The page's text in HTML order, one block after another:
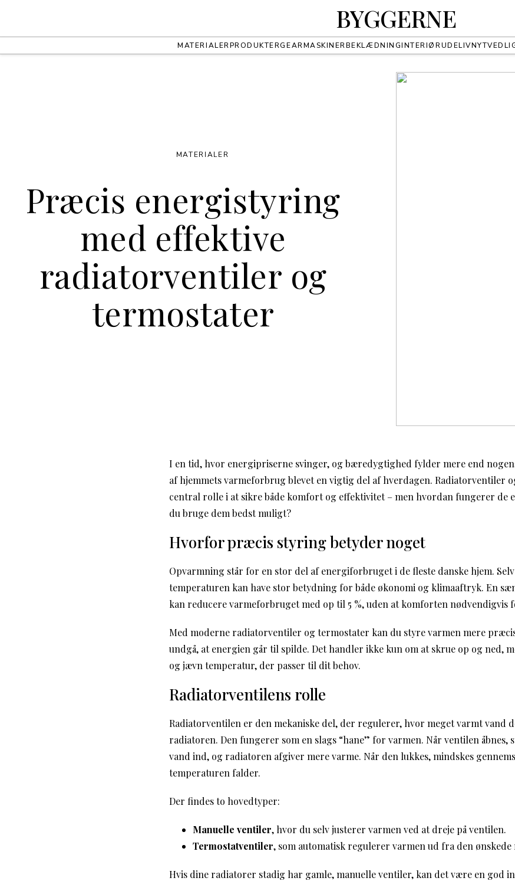
BYGGERNE
MATERIALERPRODUKTERGEARMASKINERBEKLÆDNINGINTERIØRUDELIVNYT
Præcis energistyring
med effektive
radiatorventiler og
termostater
MATERIALER
I en tid, hvor energipriserne svinger, og bæredygtighed fylder mere end
af hjemmets varmeforbrug blevet en vigtig del af hverdagen. Radiatorventiler
central rolle i at sikre både komfort og effektivitet – men hvordan fungerer de
du bruge dem bedst muligt?
Hvorfor præcis styring betyder noget
Opvarmning står for en stor del af energiforbruget i de fleste danske hjem.
temperaturen kan have stor betydning for både økonomi og klimaaftryk. En
kan reducere varmeforbruget med op til 5 %, uden at komforten nødvendigvis
Med moderne radiatorventiler og termostater kan du styre varmen mere
undgå, at energien går til spilde. Det handler ikke kun om at skrue op og ned,
og jævn temperatur, der passer til dit behov.
Radiatorventilens rolle
Radiatorventilen er den mekaniske del, der regulerer, hvor meget varmt vand
radiatoren. Den fungerer som en slags “hane” for varmen. Når ventilen
vand ind, og radiatoren afgiver mere varme. Når den lukkes, mindskes
temperaturen falder.
Der findes to hovedtyper:
Manuelle ventiler, hvor du selv justerer varmen ved at dreje på ventilen.
Termostatventiler, som automatisk regulerer varmen ud fra den
Hvis dine radiatorer stadig har gamle, manuelle ventiler, kan det være en god